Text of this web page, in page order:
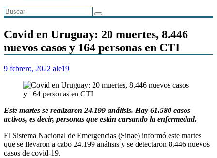
Covid en Uruguay: 20 muertes, 8.446
nuevos casos y 164 personas en CTI
9 febrero, 2022 ale19
Este martes se realizaron 24.199 análisis. Hay 61.580 casos
activos, es decir, personas que están cursando la enfermedad.
El Sistema Nacional de Emergencias (Sinae) informó este martes
que se llevaron a cabo 24.199 análisis y se detectaron 8.446 nuevos
casos de covid-19.